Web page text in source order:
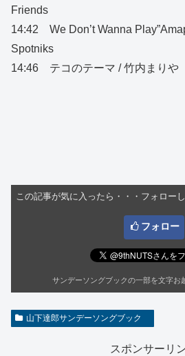
Friends
14:42 We Don’t Wanna
Spotniks
14:46 テコのテーマ / 竹内まりや
この記事が気に入ったら・・・フォロー
フォロー
サンデーソングブックの一部を文字お
山下達郎サンデーソングブック
スポンサーリ